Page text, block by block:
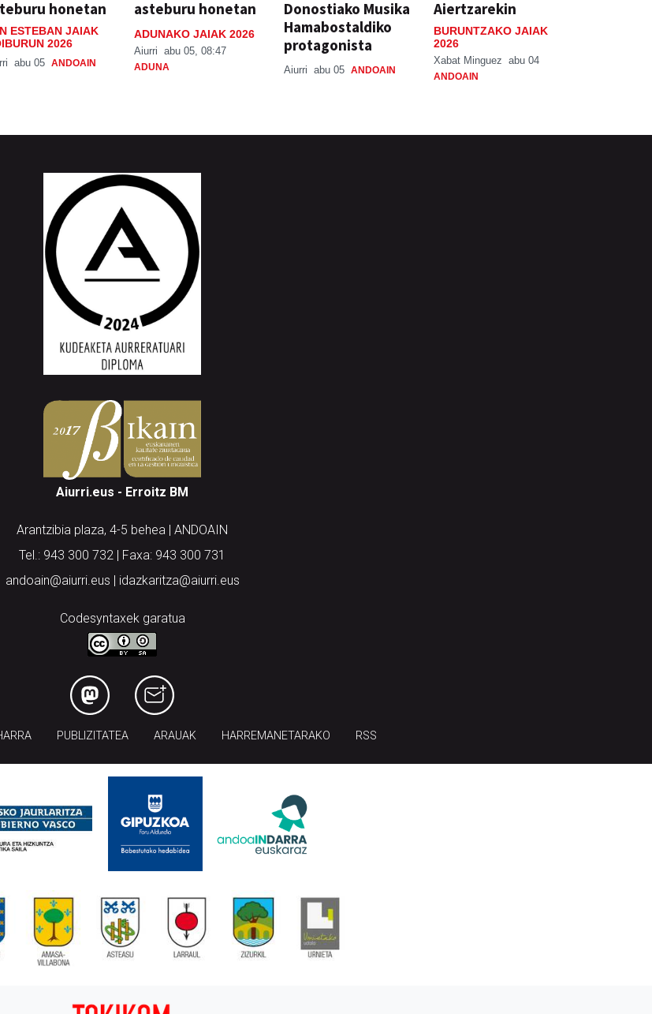
honetan
ESTEBAN JAIAK
2026
abu 05 ANDOAIN
asteburu honetan
ADUNAKO JAIAK 2026
Aiurri abu 05, 08:47
ADUNA
Donostiako Musika
Hamabostaldiko
protagonista
Aiurri abu 05 ANDOAIN
Aiertzarekin
BURUNTZAKO JAIAK
2026
Xabat Minguez abu 04
ANDOAIN
Aiurri.eus - Erroitz BM
Arantzibia plaza, 4-5 behea | ANDOAIN
Tel.: 943 300 732 | Faxa: 943 300 731
andoain@aiurri.eus | idazkaritza@aiurri.eus
Codesyntaxek garatua
PUBLIZITATEA ARAUAK HARREMANETARAKO RSS